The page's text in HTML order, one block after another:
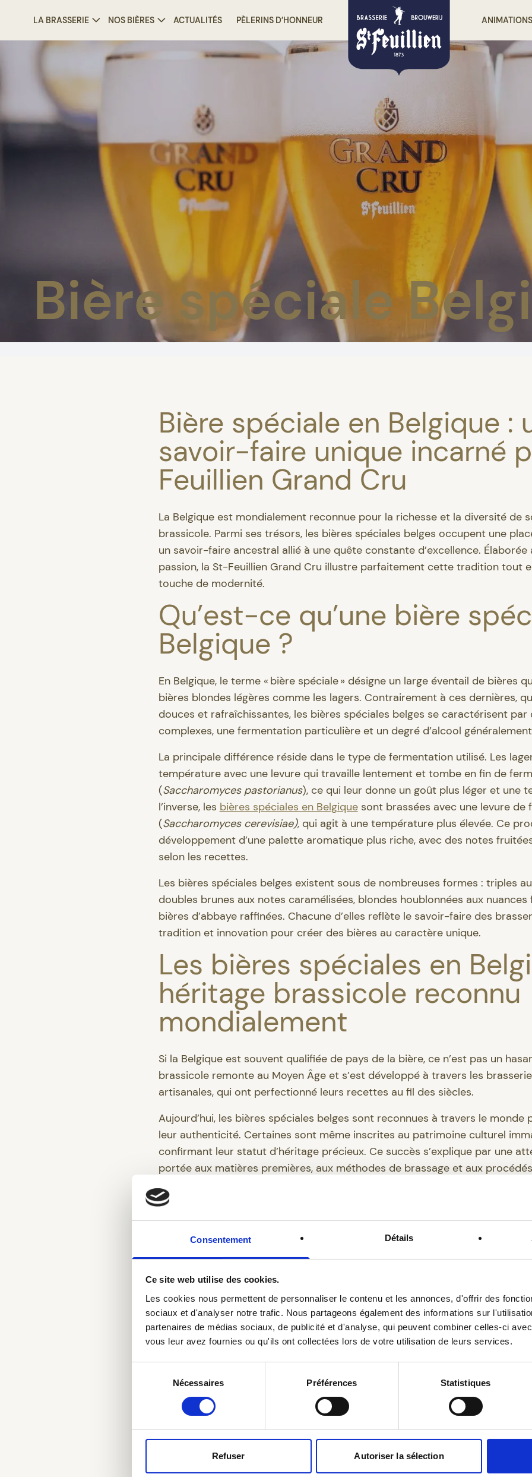
Consentement Détails
Ce site web utilise des cookies.
Les cookies nous permettent de personnaliser le contenu et les annonces, d'offrir des
sociaux et d'analyser notre trafic. Nous partageons également des informations sur
partenaires de médias sociaux, de publicité et d'analyse, qui peuvent combiner celles-ci
vous leur avez fournies ou qu'ils ont collectées lors de votre utilisation de leurs services.
consentement
Nécessaires Préférences Statistiques
Refuser Autoriser la sélection
LA BRASSERIE NOS BIÈRES ACTUALITÉS PÈLERINS D’HONNEUR ANIMATIONS
Bière spéciale
Bière spéciale en Belgique :
savoir-faire unique incarné
Feuillien Grand Cru
La Belgique est mondialement reconnue pour la richesse et la diversité de
brassicole. Parmi ses trésors, les bières spéciales belges occupent une
un savoir-faire ancestral allié à une quête constante d’excellence.
passion, la St-Feuillien Grand Cru illustre parfaitement cette tradition tout
touche de modernité.
Qu’est-ce qu’une bière
Belgique ?
En Belgique, le terme « bière spéciale » désigne un large éventail de bières
bières blondes légères comme les lagers. Contrairement à ces dernières,
douces et rafraîchissantes, les bières spéciales belges se caractérisent par
complexes, une fermentation particulière et un degré d’alcool
La principale différence réside dans le type de fermentation utilisé. Les
température avec une levure qui travaille lentement et tombe en fin de
(Saccharomyces pastorianus), ce qui leur donne un goût plus léger et une
l’inverse, les bières spéciales en Belgiquesont brassées avec une levure de
(Saccharomyces cerevisiae),qui agit à une température plus élevée. Ce
développement d’une palette aromatique plus riche, avec des notes
selon les recettes.
Les bières spéciales belges existent sous de nombreuses formes : triples
doubles brunes aux notes caramélisées, blondes houblonnées aux
bières d’abbaye raffinées. Chacune d’elles reflète le savoir-faire des
tradition et innovation pour créer des bières au caractère unique.
Les bières spéciales en
héritage brassicole reconnu
mondialement
Si la Belgique est souvent qualifiée de pays de la bière, ce n’est pas un
brassicole remonte au Moyen Âge et s’est développé à travers les
artisanales, qui ont perfectionné leurs recettes au fil des siècles.
Aujourd’hui, les bières spéciales belges sont reconnues à travers le monde
leur authenticité. Certaines sont même inscrites au patrimoine culturel
confirmant leur statut d’héritage précieux. Ce succès s’explique par une
portée aux matières premières, aux méthodes de brassage et aux
La St-Feuillien Grand Cru :
interprétation moderne
spéciale belge
Dans cet univers riche en traditions, la St-Feuillien Grand Cru se distingue
unique. Contrairement à d’autresbières spéciales vendues en Belgiquequi
pour enrichir leur profil aromatique, cette bière mise exclusivement sur la
et de sa fermentation.
Un houblonnage raffiné, avec l’utilisation du Styrian Golding en fleurs,
boisées et fruitées délicates.
Un dry hopping maîtrisé, qui intensifie les arômes du houblon sans
Une refermentation spécifique, réalisée avec une levure inspirée du
la bière une pétillance fine et une texture élégante.